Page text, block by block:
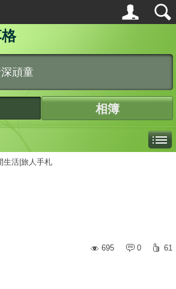
頑童
相簿
生活|旅人手札
695
0 61